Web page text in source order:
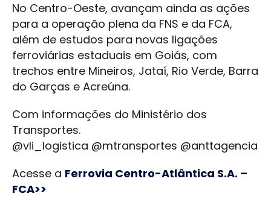
No Centro-Oeste, avançam ainda as ações
para a operação plena da FNS e da FCA,
além de estudos para novas ligações
ferroviárias estaduais em Goiás, com
trechos entre Mineiros, Jataí, Rio Verde, Barra
do Garças e Acreúna.
Com informações do Ministério dos
Transportes.
@vli_logistica @mtransportes @anttagencia
Acesse a Ferrovia Centro-Atlântica S.A. –
FCA>>